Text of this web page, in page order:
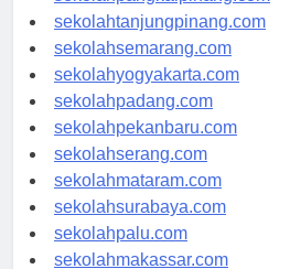
sekolahpangkalpinang.com
sekolahtanjungpinang.com
sekolahsemarang.com
sekolahyogyakarta.com
sekolahpadang.com
sekolahpekanbaru.com
sekolahserang.com
sekolahmataram.com
sekolahsurabaya.com
sekolahpalu.com